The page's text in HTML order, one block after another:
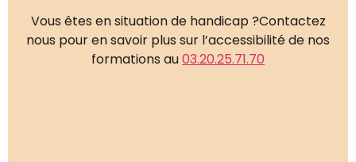
Vous êtes en situation de handicap ?Contactez
nous pour en savoir plus sur l’accessibilité de nos
formations au03.20.25.71.70